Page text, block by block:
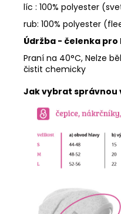
líc : 100% polyester
rub: 100% polyester
Údržba - čelenka pro
Praní na 40°C, Nelze
čistit chemicky
Jak vybrat správnou